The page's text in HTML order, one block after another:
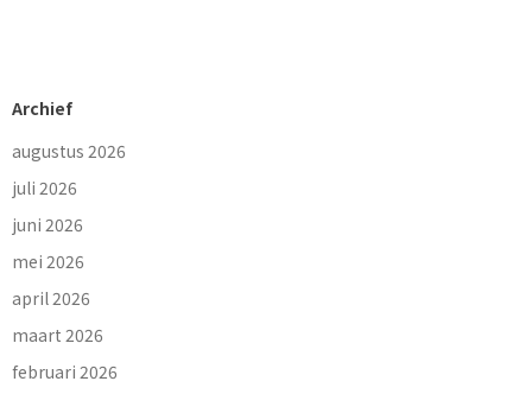
Archief
augustus 2026
juli 2026
juni 2026
mei 2026
april 2026
maart 2026
februari 2026